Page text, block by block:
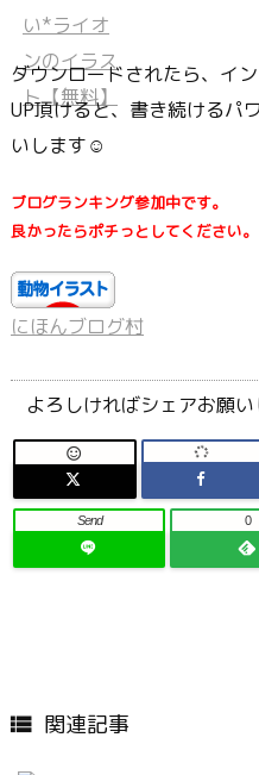
ダウンロードされたら、イ
UP頂けると、書き続けるパ
いします☺
ブログランキング参加中です。
良かったらポチっとしてください。
にほんブログ村
よろしければシェアお願

Send 0
 関連記事